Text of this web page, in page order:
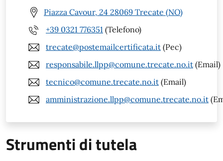
Piazza Cavour, 24 28069 Trecate (NO)
+39 0321 776351 (Telefono)
trecate@postemailcertificata.it (Pec)
responsabile.llpp@comune.trecate.no.it (Email)
tecnico@comune.trecate.no.it (Email)
amministrazione.llpp@comune.trecate.no.it
Strumenti di tutela